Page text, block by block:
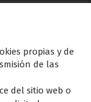
España
de Ficción,
de una amplia
una gran
diferentes
propias y de
de las
del sitio web o